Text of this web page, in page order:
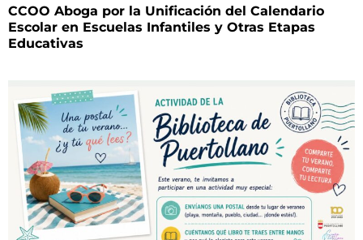
CCOO Aboga por la Unificación del Calendario
Escolar en Escuelas Infantiles y Otras Etapas
Educativas